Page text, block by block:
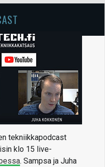
tekniikkapodcast
klo 15 live-
. Sampsa ja Juha